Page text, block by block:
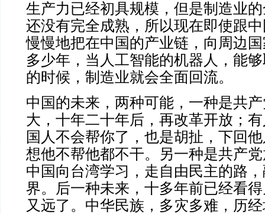
生产力已经初具规模，但是制造业
还没有完全成熟，所以现在即使跟
慢慢地把在中国的产业链，向周边
多少年，当人工智能的机器人，能
的时候，制造业就会全面回流。
中国的未来，两种可能，一种是共
大，十年二十年后，再改革开放；
国人不会帮你了，也是胡扯，下回
想他不帮他都不干。另一种是共产
中国向台湾学习，走自由民主的路
界。后一种未来，十多年前已经看
又远了。 中华民族，多灾多难，历